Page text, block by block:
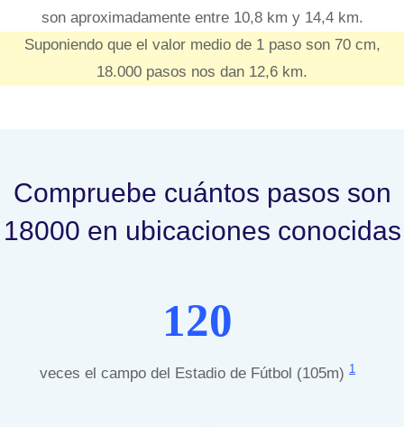
son aproximadamente entre 10,8 km y 14,4 km.
Suponiendo que el valor medio de 1 paso son 70 cm,
18.000 pasos nos dan 12,6 km.
Compruebe cuántos pasos son
18000 en ubicaciones conocidas
120
veces el campo del Estadio de Fútbol (105m) 1